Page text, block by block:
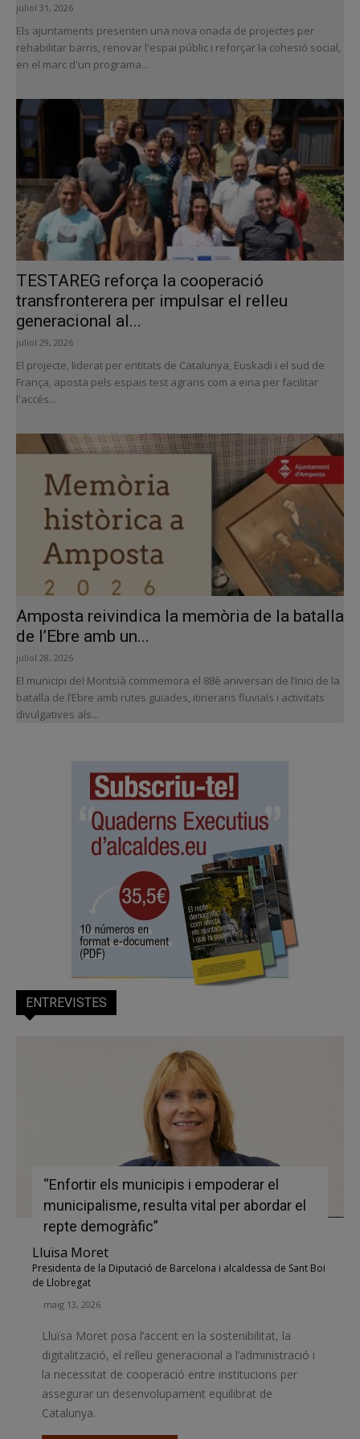
juliol 31, 2026
Els ajuntaments presenten una nova onada de projectes per
rehabilitar barris, renovar l'espai públic i reforçar la cohesió social,
en el marc d'un programa...
TESTAREG reforça la cooperació
transfronterera per impulsar el relleu
generacional al...
juliol 29, 2026
El projecte, liderat per entitats de Catalunya, Euskadi i el sud de
França, aposta pels espais test agraris com a eina per facilitar
l'accés...
Amposta reivindica la memòria de la batalla
de l’Ebre amb un...
juliol 28, 2026
El municipi del Montsià commemora el 88è aniversari de l’inici de la
batalla de l’Ebre amb rutes guiades, itineraris fluvials i activitats
divulgatives als...
ENTREVISTES
“Enfortir els municipis i empoderar el
municipalisme, resulta vital per abordar el
repte demogràfic”
Lluïsa Moret
Presidenta de la Diputació de Barcelona i alcaldessa de Sant Boi
de Llobregat
maig 13, 2026
Lluïsa Moret posa l’accent en la sostenibilitat, la
digitalització, el relleu generacional a l’administració i
la necessitat de cooperació entre institucions per
assegurar un desenvolupament equilibrat de
Catalunya.